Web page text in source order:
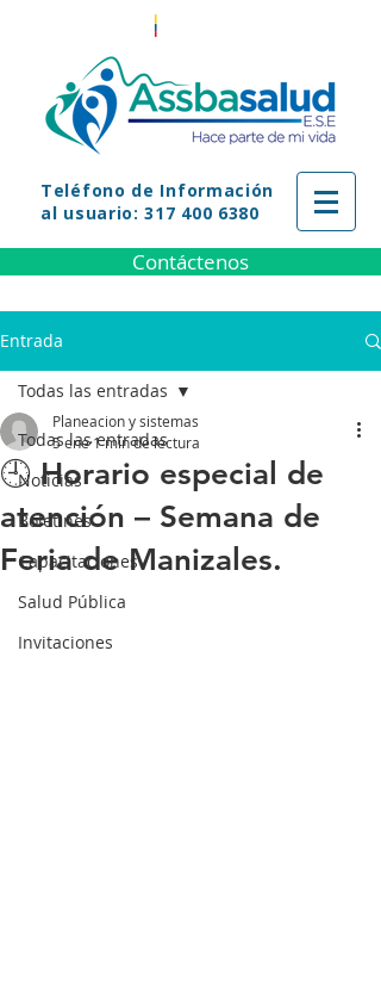
Teléfono de Información
al usuario: 317 400 6380
Contáctenos
Entrada
Todas las entradas
Noticias
Boletines
Capacitaciones
Salud Pública
Invitaciones
Todas las entradas
🕘 Horario especial de
atención – Semana de
Feria de Manizales.
Planeacion y sistemas
5 ene 1 min de lectura